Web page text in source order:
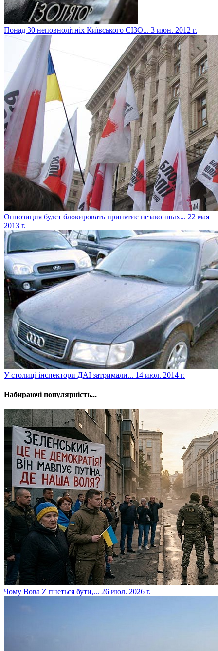
Понад 30 неповнолітніх Київського СІЗО... 3 июн. 2012 г.
Оппозиция будет блокировать принятие незаконных... 22 мая
2013 г.
У столиці інспектори ДАІ затримали... 14 июл. 2014 г.
Набираючі популярність...
​Чому Вова Z пнеться бути,... 26 июл. 2026 г.